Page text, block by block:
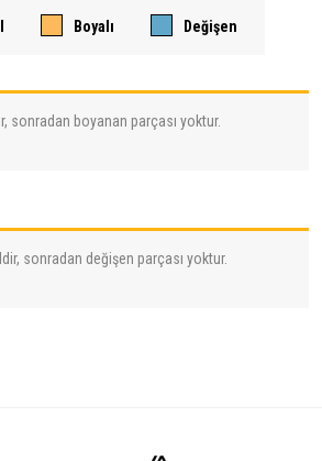
Boyalı Değişen
sonradan boyanan parçası yoktur.
sonradan değişen parçası yoktur.